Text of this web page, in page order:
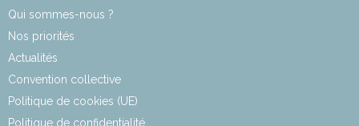
Qui sommes-nous ?
Nos priorités
Actualités
Convention collective
Politique de cookies (UE)
Politique de confidentialité